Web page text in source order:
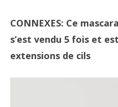
CONNEXES: Ce
s’est vendu 5 fois et
extensions de cils